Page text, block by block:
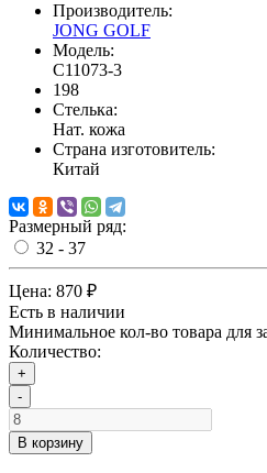
Производитель:
JONG GOLF
Модель:
C11073-3
198
Стелька:
Нат. кожа
Страна изготовитель:
Китай
Размерный ряд:
32 - 37
Цена: 870 ₽
Есть в наличии
Минимальное кол-во товара для
Количество:
+
-
В корзину